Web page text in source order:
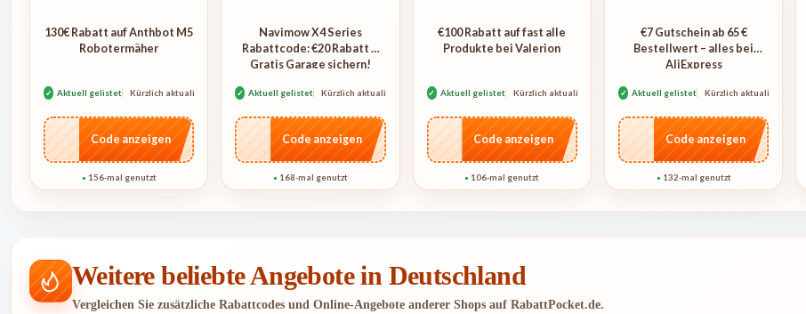
130€ Rabatt auf Anthbot M5
Robotermäher
✓ Aktuell gelistet Kürzlich aktualisiert
…E250
Code anzeigen
● 156-mal genutzt
Navimow X4 Series
Rabattcode: €20 Rabatt +
Gratis Garage sichern!
✓ Aktuell gelistet Kürzlich aktualisiert
…4KL
Code anzeigen
● 168-mal genutzt
€100 Rabatt auf fast alle
Produkte bei Valerion
✓ Aktuell gelistet Kürzlich aktualisiert
…L100
Code anzeigen
● 106-mal genutzt
€7 Gutschein ab 65 €
Bestellwert – alles bei
AliExpress
✓ Aktuell gelistet Kürzlich aktualisiert
…E07
Code anzeigen
● 132-mal genutzt
Weitere beliebte Angebote in Deutschland
Vergleichen Sie zusätzliche Rabattcodes und Online-Angebote anderer Shops auf RabattPocket.de.